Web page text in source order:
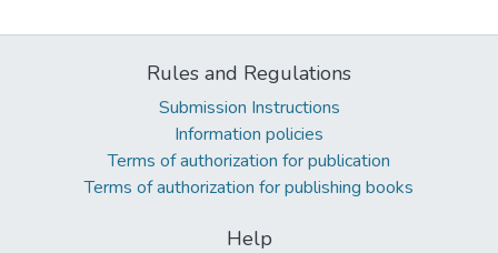
Rules and Regulations
Submission Instructions
Information policies
Terms of authorization for publication
Terms of authorization for publishing books
Help